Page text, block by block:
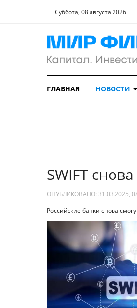
Суббота, 08 августа 2026
ГЛАВНАЯ НОВОСТИ
SWIFT
ОПУБЛИКОВАНО: 31.03.2025,
Российские банки снова